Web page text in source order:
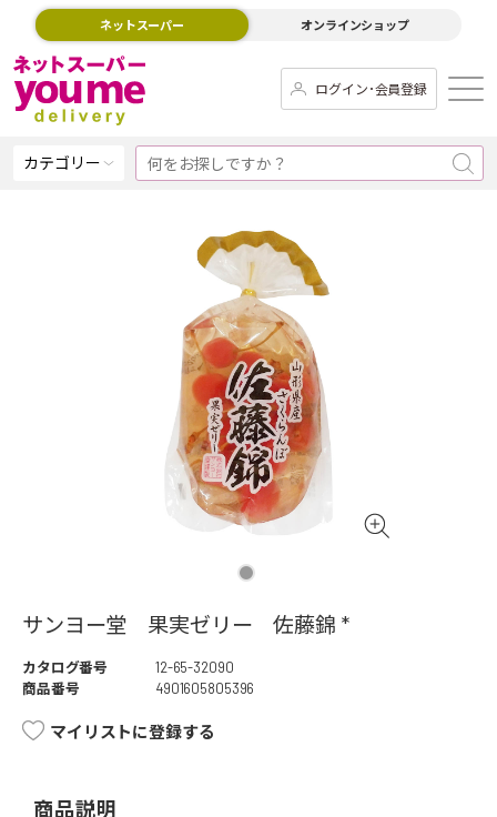
ネットスーパー オンラインショップ
ログイン･会員登録
カテゴリー
サンヨー堂 果実ゼリー 佐藤錦 *
カタログ番号
12-65-32090
商品番号
4901605805396
マイリストに登録する
商品説明